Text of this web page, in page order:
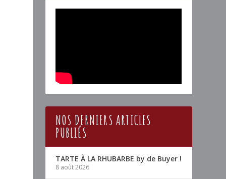
NOS DERNIERS ARTICLES
PUBLIÉS
TARTE À LA RHUBARBE by de Buyer !
8 août 2026